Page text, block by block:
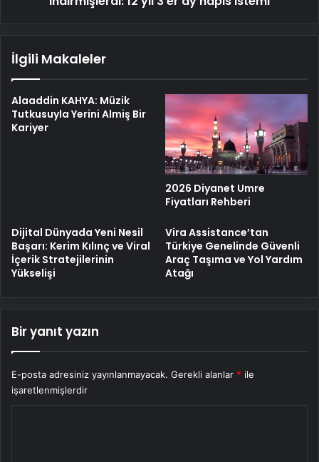
İlgili Makaleler
Alaaddin KAHYA: Müzik
Tutkusuyla Yerini Almiş Bir
Kariyer
2026 Diyanet Umre
Fiyatları Rehberi
Dijital Dünyada Yeni Nesil
Başarı: Kerim Kılınç ve Viral
İçerik Stratejilerinin
Yükselişi
Vira Assistance’tan
Türkiye Genelinde Güvenli
Araç Taşıma ve Yol Yardım
Atağı
Bir yanıt yazın
E-posta adresiniz yayınlanmayacak. Gerekli alanlar * ile
işaretlenmişlerdir